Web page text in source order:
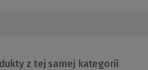
z tej samej kategorii